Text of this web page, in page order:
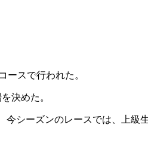
ースで行われた。
決めた。
シーズンのレースでは、上級